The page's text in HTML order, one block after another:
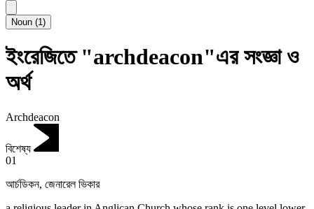
Noun (1)
ইংরেজিতে "archdeacon"এর সংজ্ঞা ও
অর্থ
Archdeacon
বিশেষ্য
01
আর্চডিকন, জেনারেল ভিকার